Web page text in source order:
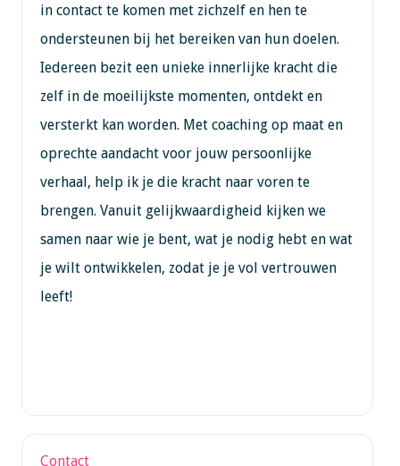
in contact te komen met zichzelf en hen te
ondersteunen bij het bereiken van hun doelen.
Iedereen bezit een unieke innerlijke kracht die
zelf in de moeilijkste momenten, ontdekt en
versterkt kan worden. Met coaching op maat en
oprechte aandacht voor jouw persoonlijke
verhaal, help ik je die kracht naar voren te
brengen. Vanuit gelijkwaardigheid kijken we
samen naar wie je bent, wat je nodig hebt en wat
je wilt ontwikkelen, zodat je je vol vertrouwen
leeft!
Contact